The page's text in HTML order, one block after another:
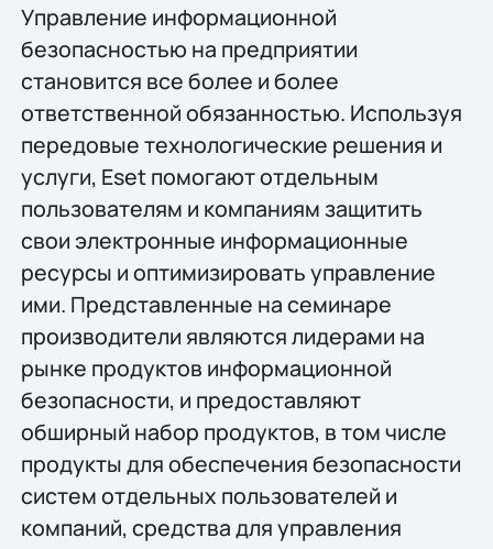
Управление информационной
безопасностью на предприятии
становится все более и более
ответственной обязанностью. Используя
передовые технологические решения и
услуги, Eset помогают отдельным
пользователям и компаниям защитить
свои электронные информационные
ресурсы и оптимизировать управление
ими. Представленные на семинаре
производители являются лидерами на
рынке продуктов информационной
безопасности, и предоставляют
обширный набор продуктов, в том числе
продукты для обеспечения безопасности
систем отдельных пользователей и
компаний, средства для управления